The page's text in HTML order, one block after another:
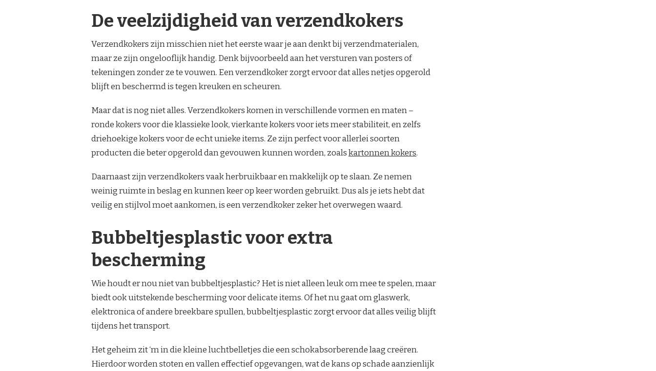
De veelzijdigheid van verzendkokers
Verzendkokers zijn misschien niet het eerste waar je aan denkt bij verzendmaterialen,
maar ze zijn ongelooflijk handig. Denk bijvoorbeeld aan het versturen van posters of
tekeningen zonder ze te vouwen. Een verzendkoker zorgt ervoor dat alles netjes opgerold
blijft en beschermd is tegen kreuken en scheuren.
Maar dat is nog niet alles. Verzendkokers komen in verschillende vormen en maten –
ronde kokers voor die klassieke look, vierkante kokers voor iets meer stabiliteit, en zelfs
driehoekige kokers voor de echt unieke items. Ze zijn perfect voor allerlei soorten
producten die beter opgerold dan gevouwen kunnen worden, zoalskartonnen kokers.
Daarnaast zijn verzendkokers vaak herbruikbaar en makkelijk op te slaan. Ze nemen
weinig ruimte in beslag en kunnen keer op keer worden gebruikt. Dus als je iets hebt dat
veilig en stijlvol moet aankomen, is een verzendkoker zeker het overwegen waard.
Bubbeltjesplastic voor extra
bescherming
Wie houdt er nou niet van bubbeltjesplastic? Het is niet alleen leuk om mee te spelen, maar
biedt ook uitstekende bescherming voor delicate items. Of het nu gaat om glaswerk,
elektronica of andere breekbare spullen, bubbeltjesplastic zorgt ervoor dat alles veilig blijft
tijdens het transport.
Het geheim zit ‘m in die kleine luchtbelletjes die een schokabsorberende laag creëren.
Hierdoor worden stoten en vallen effectief opgevangen, wat de kans op schade aanzienlijk